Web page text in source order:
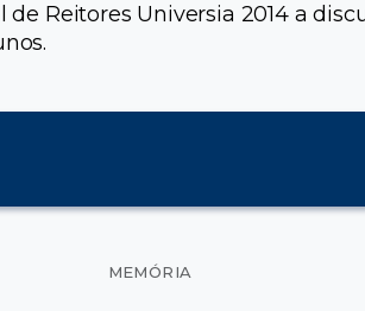
Reitores Universia 2014 a
Categorias
MEMÓRIA